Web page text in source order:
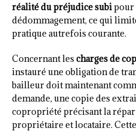
réalité du préjudice subipour
dédommagement, ce qui
pratique autrefois courante.
Concernant les charges de
instauré une obligation de
bailleur doit maintenant
demande, une copie des
copropriété précisant la
propriétaire et locataire.